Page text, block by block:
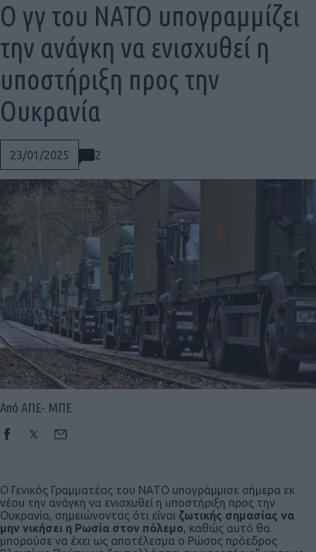
23/01/2025 2
Ο γγ του NATO υπογραμμίζει
την ανάγκη να ενισχυθεί η
υποστήριξη προς την
Ουκρανία
Από ΑΠΕ- ΜΠΕ
Ο Γενικός Γραμματέας του NATO υπογράμμισε σήμερα εκ
νέου την ανάγκη να ενισχυθεί η υποστήριξη προς την
Ουκρανία, σημειώνοντας ότι είναι ζωτικής σημασίας να
μην νικήσει η Ρωσία στον πόλεμο, καθώς αυτό θα
μπορούσε να έχει ως αποτέλεσμα ο Ρώσος πρόεδρος